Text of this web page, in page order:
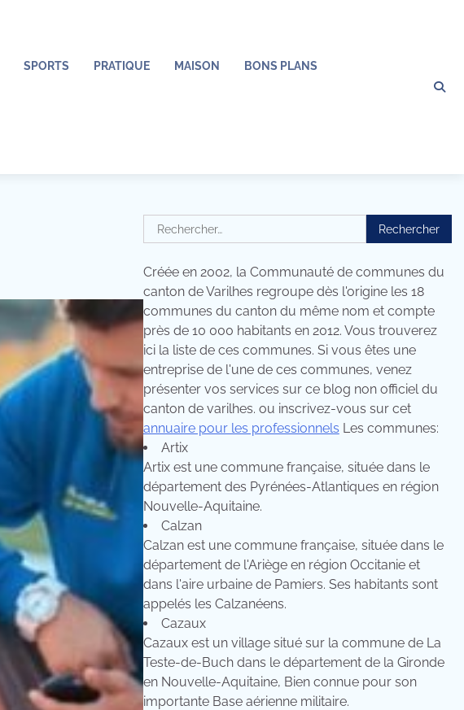
SPORTS PRATIQUE MAISON BONS PLANS
Rechercher :
Créée en 2002, la Communauté de communes du
canton de Varilhes regroupe dès l'origine les 18
communes du canton du même nom et compte
près de 10 000 habitants en 2012. Vous trouverez
ici la liste de ces communes. Si vous êtes une
entreprise de l'une de ces communes, venez
présenter vos services sur ce blog non officiel du
canton de varilhes. ou inscrivez-vous sur cet
annuaire pour les professionnels Les communes:
Artix
Artix est une commune française, située dans le
département des Pyrénées-Atlantiques en région
Nouvelle-Aquitaine.
Calzan
Calzan est une commune française, située dans le
département de l'Ariège en région Occitanie et
dans l'aire urbaine de Pamiers. Ses habitants sont
appelés les Calzanéens.
Cazaux
Cazaux est un village situé sur la commune de La
Teste-de-Buch dans le département de la Gironde
en Nouvelle-Aquitaine, Bien connue pour son
importante Base aérienne militaire.